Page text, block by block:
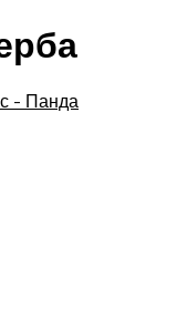
- Панда